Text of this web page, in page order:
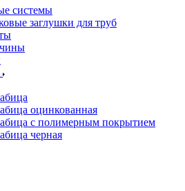
системы
заглушки для труб
оцинкованная
с полимерным покрытием
черная